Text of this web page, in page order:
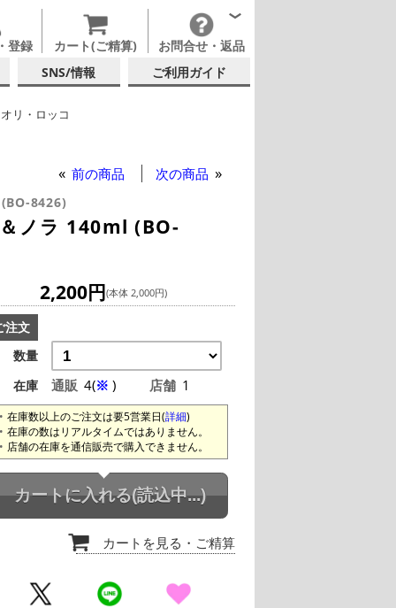
登録 カート(ご精算) お問合せ・返品
SNS/情報 ご利用ガイド
リ・ロッコ
前の商品 次の商品
8426)
ノラ 140ml (BO-
2,200円(本体 2,000円)
注文
数量
在庫
通販 4(※ ) 店舗 1
在庫数以上のご注文は要5営業日(詳細)
在庫の数はリアルタイムではありません。
店舗の在庫を通信販売で購入できません。
カートに入れる(読込中...)
カートを見る ・ご精算